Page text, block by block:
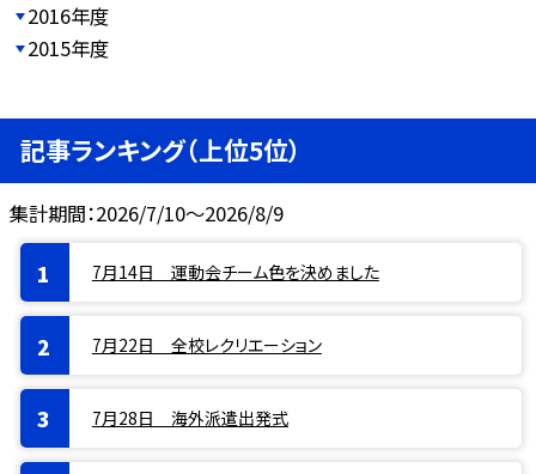
2016年度
2015年度
記事ランキング（上位5位）
集計期間：2026/7/10～2026/8/9
7月14日 運動会チーム色を決めました
7月22日 全校レクリエーション
7月28日 海外派遣出発式